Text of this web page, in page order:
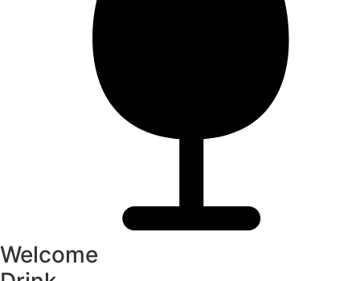
Welcome